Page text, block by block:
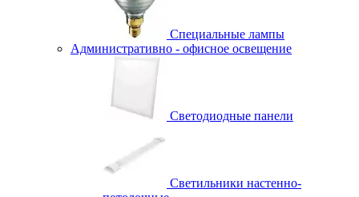
Специальные лампы
Административно - офисное освещение
Светодиодные панели
Светильники настенно-